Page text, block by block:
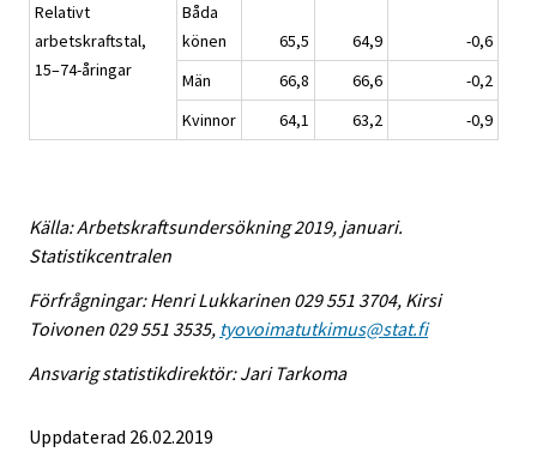
Relativt
arbetskraftstal,
15–74-åringar
Båda
könen
65,5 64,9
-0,6
Män
66,8 66,6
-0,2
Kvinnor
64,1 63,2 -0,9
Källa: Arbetskraftsundersökning 2019, januari.
Statistikcentralen
Förfrågningar: Henri Lukkarinen 029 551 3704, Kirsi
Toivonen 029 551 3535, tyovoimatutkimus@stat.fi
Ansvarig statistikdirektör: Jari Tarkoma
Uppdaterad 26.02.2019